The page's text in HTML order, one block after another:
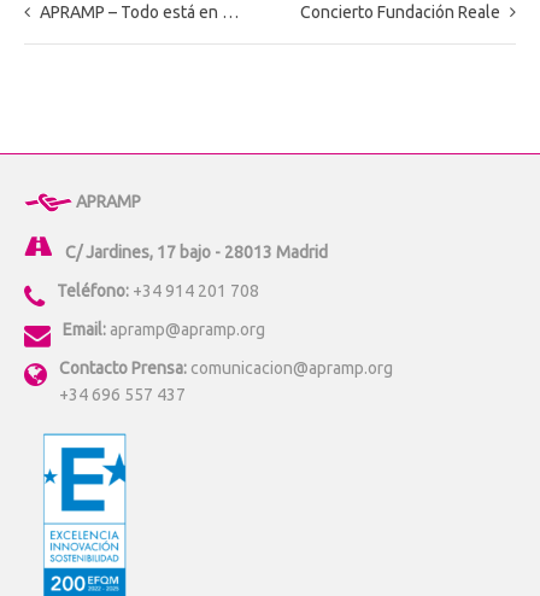
APRAMP – Todo está en Madrid (FITUR) Concierto Fundación Reale
APRAMP
C/ Jardines, 17 bajo - 28013 Madrid
Teléfono: +34 914 201 708
Email: apramp@apramp.org
Contacto Prensa: comunicacion@apramp.org
+34 696 557 437